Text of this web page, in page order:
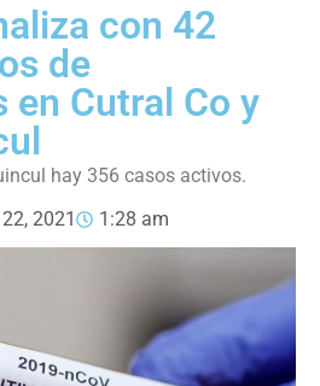
con 42
de
en Cutral Co y
hay 356 casos activos.
2021 1:28 am